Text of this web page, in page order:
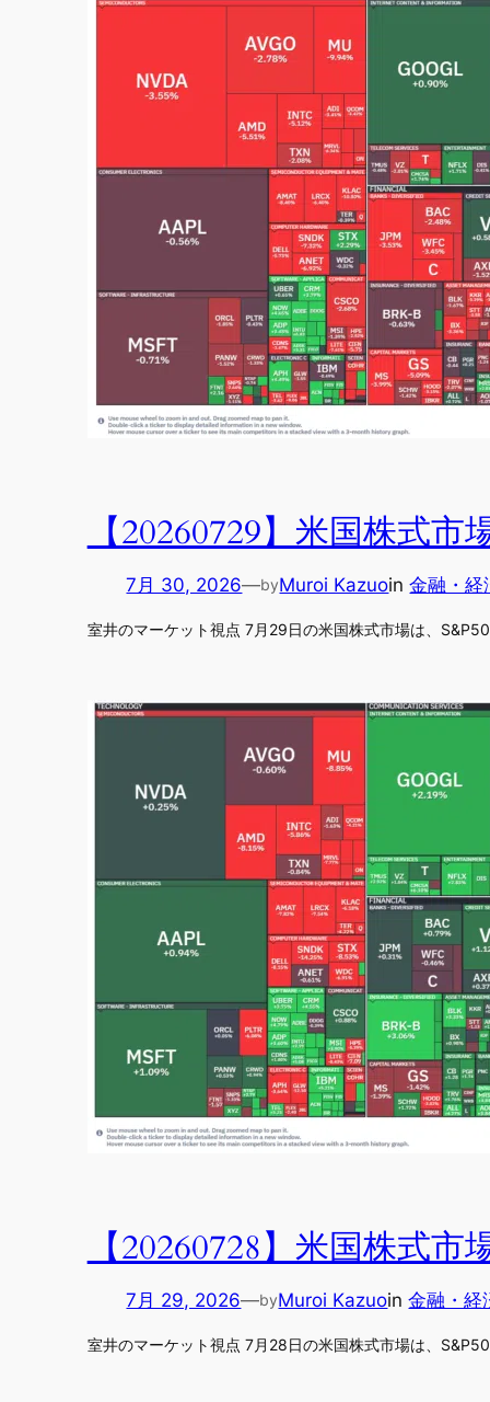
【20260729】米国株式
7月 30, 2026—byMuroi Kazuoin金融・経
室井のマーケット視点 7月29日の米国株式市場は、
【20260728】米国株式
7月 29, 2026—byMuroi Kazuoin金融・経
室井のマーケット視点 7月28日の米国株式市場は、